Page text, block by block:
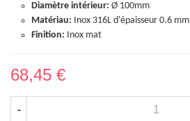
Diamètre intérieur: Ø 100mm
Matériau: Inox 316L d'épaisseur 0.6 mm
Finition: Inox mat
68,45 €
-